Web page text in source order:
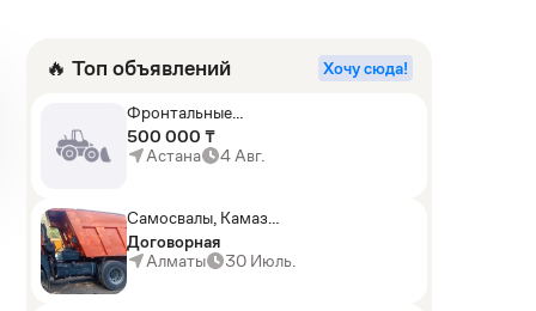
🔥 Топ объявлений Хочу сюда!
Фронтальные
погрузчики,Экскаваторы-
погрузчики,Мини-
погрузчики,Горные
500 000 ₸
Астана
4 Авг.
Самосвалы, Камаз
АГП-29РТ (шасси
KАМАЗ-43114 6x6)
Договорная
Алматы
30 Июль.